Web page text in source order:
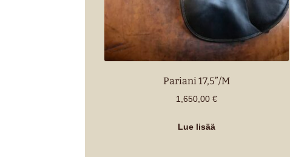
Pariani 17,5”/M
1,650,00€
Lue lisää